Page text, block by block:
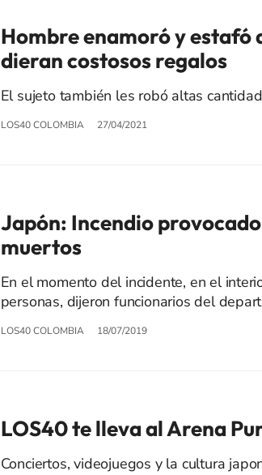
Hombre enamoró y estafó
dieran costosos regalos
El sujeto también les robó altas
LOS40 COLOMBIA 27/04/2021
Japón: Incendio
muertos
En el momento del incidente, en el
personas, dijeron funcionarios del
LOS40 COLOMBIA 18/07/2019
LOS40 te lleva al Arena
Conciertos, videojuegos y la cultura